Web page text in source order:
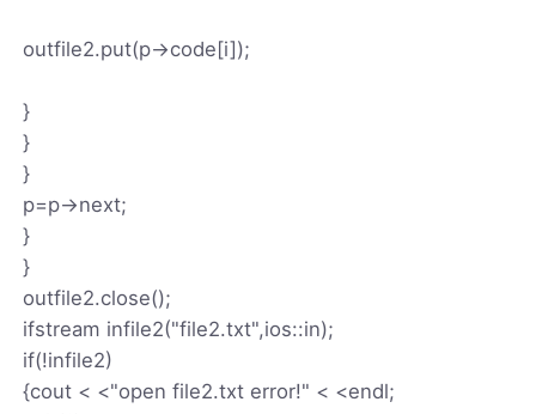
outfile2.put(p->code[i]);
}
}
}
p=p->next;
}
}
outfile2.close();
ifstream infile2("file2.txt",ios::in);
if(!infile2)
{cout < <"open file2.txt error!" < <endl;